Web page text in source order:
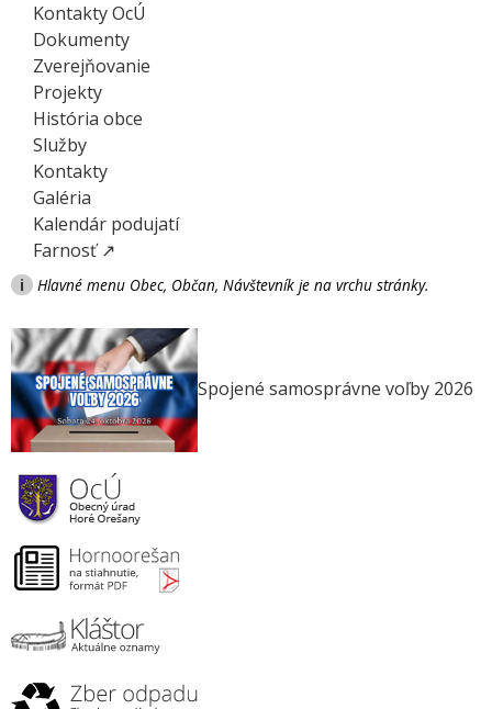
Kontakty OcÚ
Dokumenty
Zverejňovanie
Projekty
História obce
Služby
Kontakty
Galéria
Kalendár podujatí
Farnosť ↗
i Hlavné menu Obec, Občan, Návštevník je na vrchu stránky.
Spojené samosprávne voľby 2026